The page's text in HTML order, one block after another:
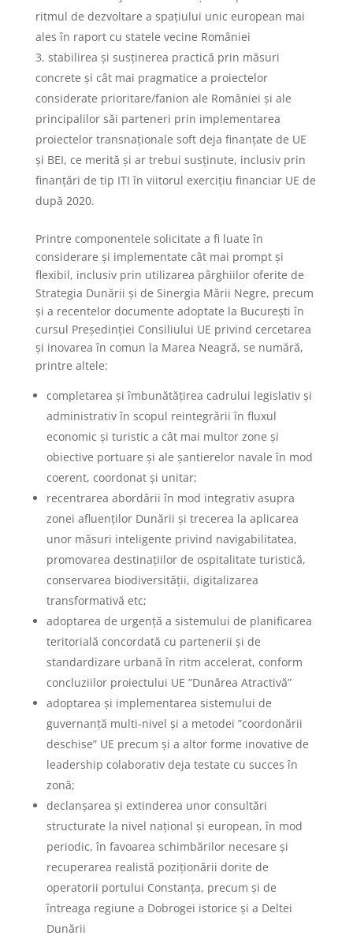
ritmul de dezvoltare a spațiului unic european mai
ales în raport cu statele vecine României
stabilirea și susținerea practică prin măsuri
concrete și cât mai pragmatice a proiectelor
considerate prioritare/fanion ale României și ale
principalilor săi parteneri prin implementarea
proiectelor transnaționale soft deja finanțate de UE
și BEI, ce merită și ar trebui susținute, inclusiv prin
finanțări de tip ITI în viitorul exercițiu financiar UE de
după 2020.
Printre componentele solicitate a fi luate în
considerare și implementate cât mai prompt și
flexibil, inclusiv prin utilizarea pârghiilor oferite de
Strategia Dunării și de Sinergia Mării Negre, precum
și a recentelor documente adoptate la București în
cursul Președinției Consiliului UE privind cercetarea
și inovarea în comun la Marea Neagră, se numără,
printre altele:
completarea și îmbunătățirea cadrului legislativ și
administrativ în scopul reintegrării în fluxul
economic și turistic a cât mai multor zone și
obiective portuare și ale șantierelor navale în mod
coerent, coordonat și unitar;
recentrarea abordării în mod integrativ asupra
zonei afluenților Dunării și trecerea la aplicarea
unor măsuri inteligente privind navigabilitatea,
promovarea destinațiilor de ospitalitate turistică,
conservarea biodiversității, digitalizarea
transformativă etc;
adoptarea de urgență a sistemului de planificarea
teritorială concordată cu partenerii și de
standardizare urbană în ritm accelerat, conform
concluziilor proiectului UE ”Dunărea Atractivă”
adoptarea și implementarea sistemului de
guvernanță multi-nivel și a metodei ”coordonării
deschise” UE precum și a altor forme inovative de
leadership colaborativ deja testate cu succes în
zonă;
declanșarea și extinderea unor consultări
structurate la nivel național și european, în mod
periodic, în favoarea schimbărilor necesare și
recuperarea realistă poziționării dorite de
operatorii portului Constanța, precum și de
întreaga regiune a Dobrogei istorice și a Deltei
Dunării